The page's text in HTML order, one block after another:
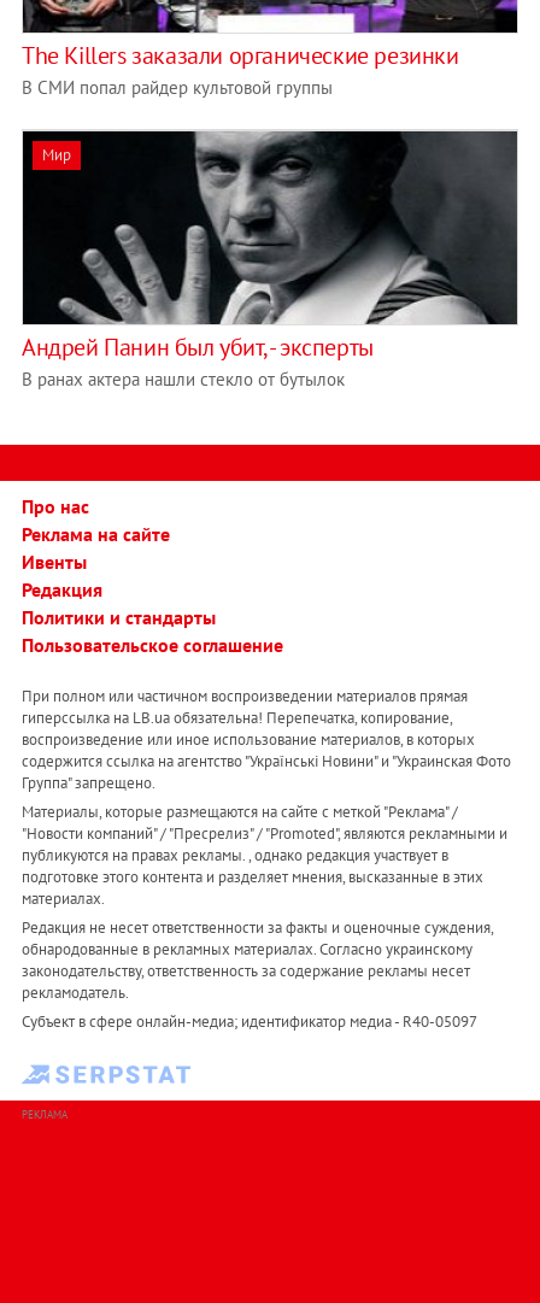
The Killers заказали органические резинки
В СМИ попал райдер культовой группы
Мир
Андрей Панин был убит, - эксперты
В ранах актера нашли стекло от бутылок
Про нас
Реклама на сайте
Ивенты
Редакция
Политики и стандарты
Пользовательское соглашение
При полном или частичном воспроизведении материалов прямая
гиперссылка на LB.ua обязательна! Перепечатка, копирование,
воспроизведение или иное использование материалов, в которых
содержится ссылка на агентство "Українськi Новини" и "Украинская Фото
Группа" запрещено.
Материалы, которые размещаются на сайте с меткой "Реклама" /
"Новости компаний" / "Пресрелиз" / "Promoted", являются рекламными и
публикуются на правах рекламы. , однако редакция участвует в
подготовке этого контента и разделяет мнения, высказанные в этих
материалах.
Редакция не несет ответственности за факты и оценочные суждения,
обнародованные в рекламных материалах. Согласно украинскому
законодательству, ответственность за содержание рекламы несет
рекламодатель.
Субъект в сфере онлайн-медиа; идентификатор медиа - R40-05097
РЕКЛАМА